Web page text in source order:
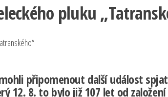
pluku
připomenout další událost
12. 8. to bylo již 107 let od založení